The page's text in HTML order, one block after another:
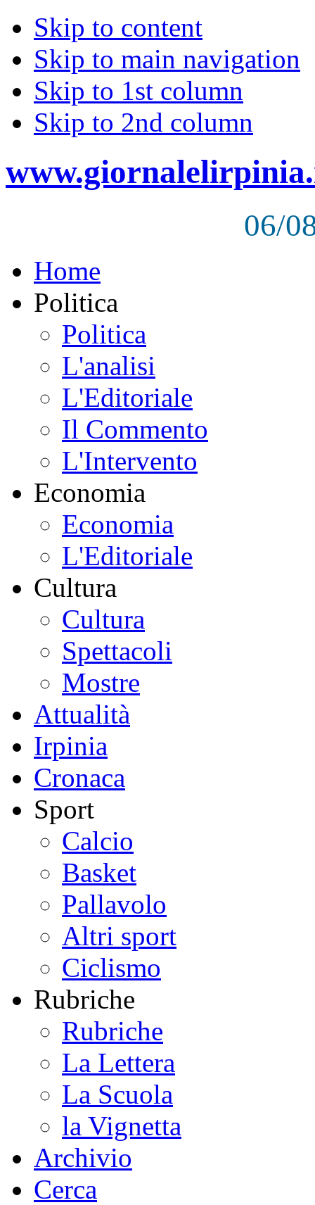
Skip to content
Skip to main navigation
Skip to 1st column
Skip to 2nd column
06/
Home
Politica
Politica
L'analisi
L'Editoriale
Il Commento
L'Intervento
Economia
Economia
L'Editoriale
Cultura
Cultura
Spettacoli
Mostre
Attualità
Irpinia
Cronaca
Sport
Calcio
Basket
Pallavolo
Altri sport
Ciclismo
Rubriche
Rubriche
La Lettera
La Scuola
la Vignetta
Archivio
Cerca